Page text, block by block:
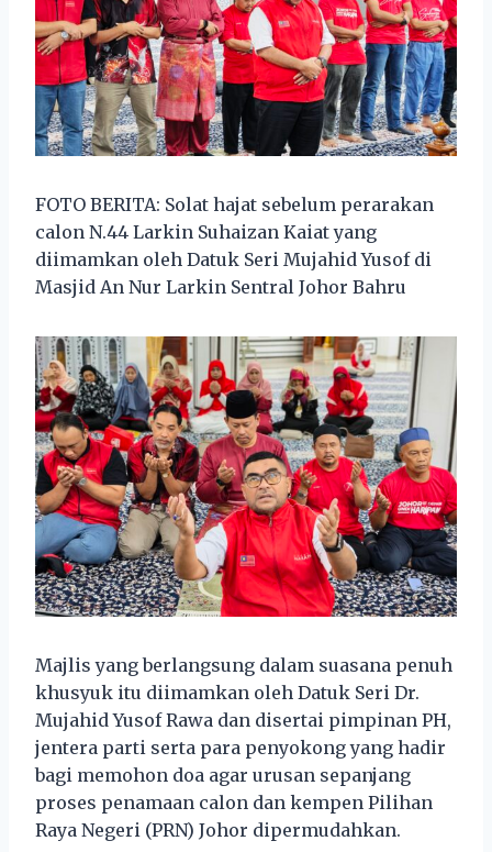
FOTO BERITA: Solat hajat sebelum perarakan
calon N.44 Larkin Suhaizan Kaiat yang
diimamkan oleh Datuk Seri Mujahid Yusof di
Masjid An Nur Larkin Sentral Johor Bahru
Majlis yang berlangsung dalam suasana penuh
khusyuk itu diimamkan oleh Datuk Seri Dr.
Mujahid Yusof Rawa dan disertai pimpinan PH,
jentera parti serta para penyokong yang hadir
bagi memohon doa agar urusan sepanjang
proses penamaan calon dan kempen Pilihan
Raya Negeri (PRN) Johor dipermudahkan.